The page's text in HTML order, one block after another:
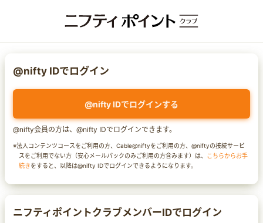
@nifty IDでログイン
@nifty IDでログインする
@nifty会員の方は、@nifty IDでログインできます。
※法人コンテンツコースをご利用の方、Cable@niftyをご利用の方、@niftyの接続サービ
スをご利用でない方（安心メールパックのみご利用の方含みます）は、 こちらからお手
続きをすると、以降は@nifty IDでログインできるようになります。
ニフティポイントクラブメンバーIDでログイン